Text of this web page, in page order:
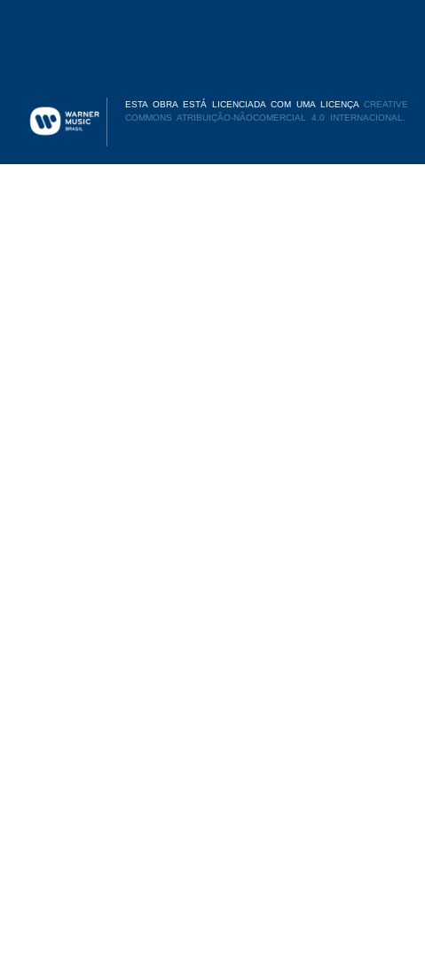
ESTA OBRA ESTÁ LICENCIADA COM UMA LICENÇA CREATIVE
COMMONS ATRIBUIÇÃO-NÃOCOMERCIAL 4.0 INTERNACIONAL.